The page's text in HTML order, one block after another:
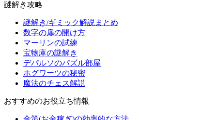
謎解き攻略
謎解き/ギミック解説まとめ
数字の扉の開け方
マーリンの試練
宝物庫の謎解き
デパルソのパズル部屋
ホグワーツの秘密
魔法のチェス解説
おすすめのお役立ち情報